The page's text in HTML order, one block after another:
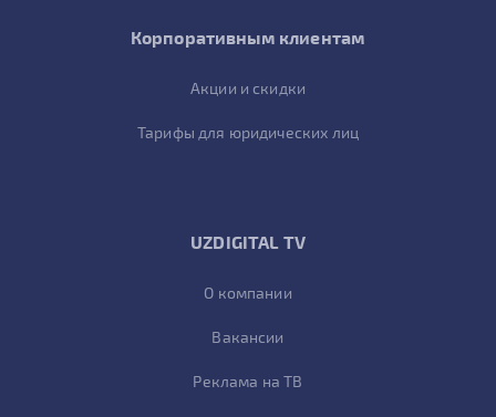
Корпоративным клиентам
Акции и скидки
Тарифы для юридических лиц
UZDIGITAL TV
О компании
Вакансии
Реклама на ТВ